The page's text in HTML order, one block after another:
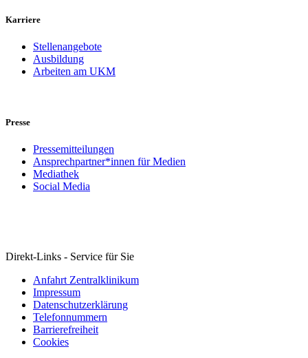
Karriere
Stellenangebote
Ausbildung
Arbeiten am UKM
Presse
Pressemitteilungen
Ansprechpartner*innen für Medien
Mediathek
Social Media
Direkt-Links - Service für Sie
Anfahrt Zentralklinikum
Impressum
Datenschutzerklärung
Telefonnummern
Barrierefreiheit
Cookies